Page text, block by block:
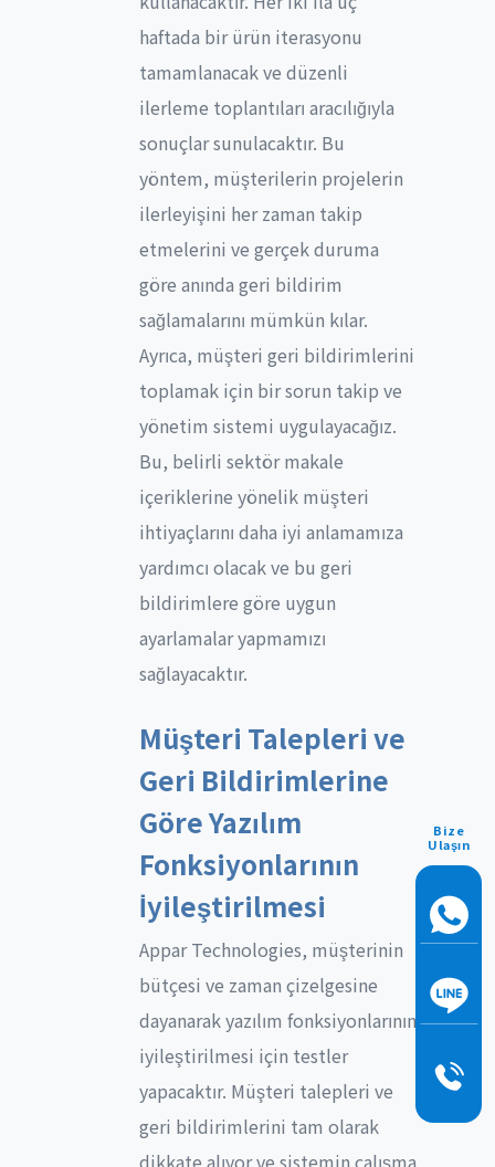
haftada bir ürün iterasyonu
tamamlanacak ve düzenli
ilerleme toplantıları aracılığıyla
sonuçlar sunulacaktır. Bu
yöntem, müşterilerin projelerin
ilerleyişini her zaman takip
etmelerini ve gerçek duruma
göre anında geri bildirim
sağlamalarını mümkün kılar.
Ayrıca, müşteri geri bildirimlerini
toplamak için bir sorun takip ve
yönetim sistemi uygulayacağız.
Bu, belirli sektör makale
içeriklerine yönelik müşteri
ihtiyaçlarını daha iyi anlamamıza
yardımcı olacak ve bu geri
bildirimlere göre uygun
ayarlamalar yapmamızı
sağlayacaktır.
Müşteri Talepleri ve
Geri Bildirimlerine
Göre Yazılım
Fonksiyonlarının
İyileştirilmesi
Appar Technologies, müşterinin
bütçesi ve zaman çizelgesine
dayanarak yazılım fonksiyonlarının
iyileştirilmesi için testler
yapacaktır. Müşteri talepleri ve
geri bildirimlerini tam olarak
dikkate alıyor ve sistemin çalışma
Bize
Ulaşın